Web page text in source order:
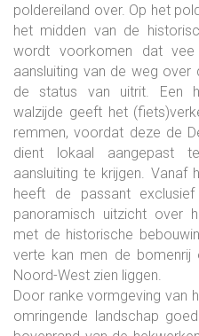
poldereiland over. Op het
het midden van de
wordt voorkomen dat
aansluiting van de weg
de status van uitrit. Een
walzijde geeft het
remmen, voordat deze de
dient lokaal aangepast
aansluiting te krijgen. Vanaf
heeft de passant
panoramisch uitzicht over
met de historische
verte kan men de bomenrij
Noord-West zien liggen.
Door ranke vormgeving van
omringende landschap